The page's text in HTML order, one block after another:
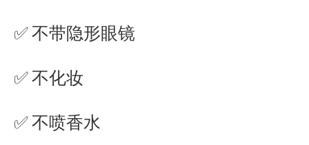
✅ 不带隐形眼镜
✅ 不化妆
✅ 不喷香水